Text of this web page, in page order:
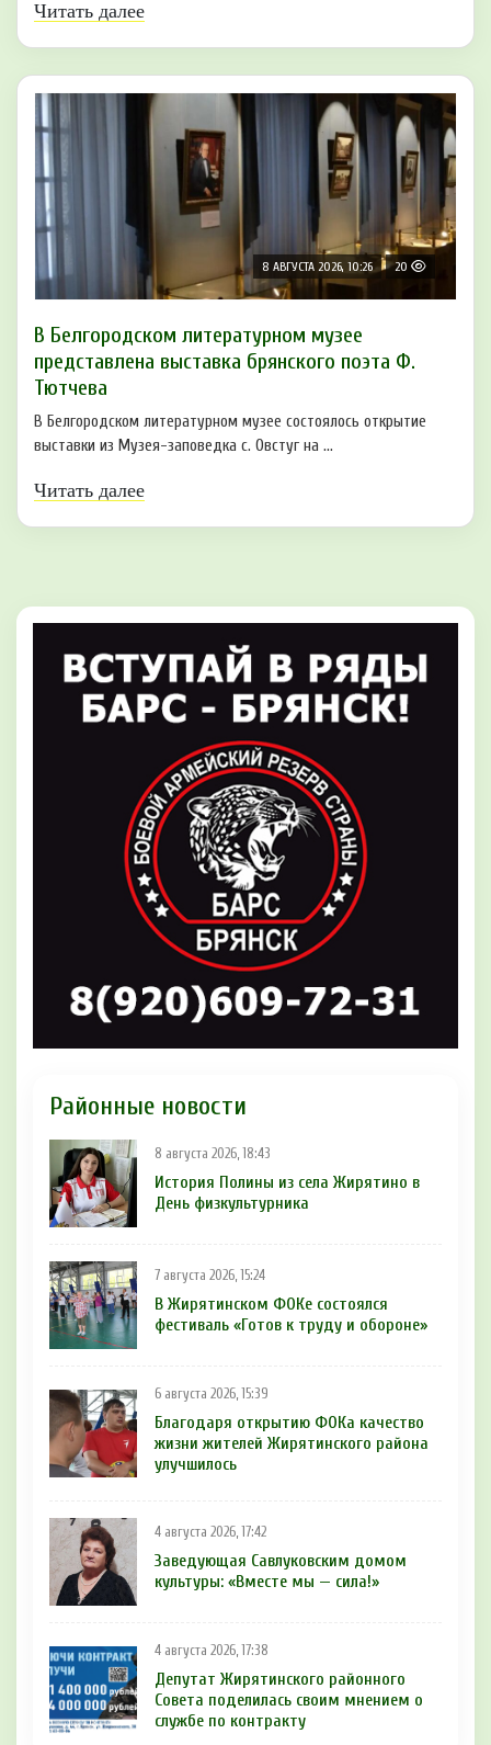
Читать далее
8 АВГУСТА 2026, 10:26 20
В Белгородском литературном музее
представлена выставка брянского поэта Ф.
Тютчева
В Белгородском литературном музее состоялось открытие
выставки из Музея-заповедка с. Овстуг на ...
Читать далее
Районные новости
8 августа 2026, 18:43
История Полины из села Жирятино в
День физкультурника
7 августа 2026, 15:24
В Жирятинском ФОКе состоялся
фестиваль «Готов к труду и обороне»
6 августа 2026, 15:39
Благодаря открытию ФОКа качество
жизни жителей Жирятинского района
улучшилось
4 августа 2026, 17:42
Заведующая Савлуковским домом
культуры: «Вместе мы — сила!»
4 августа 2026, 17:38
Депутат Жирятинского районного
Совета поделилась своим мнением о
службе по контракту